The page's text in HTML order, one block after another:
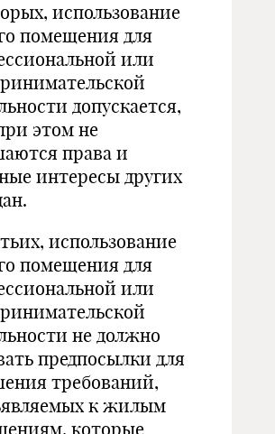
использование
помещения для
или
допускается,
этом не
права и
интересы других
использование
помещения для
или
не должно
предпосылки для
требований,
к жилым
которые